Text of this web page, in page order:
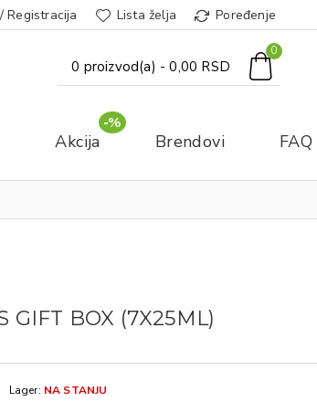
Registracija Lista želja Poređenje
0 proizvod(a) - 0,00 RSD
0
Akcija
-%
Brendovi FAQ
GIFT BOX (7X25ML)
Lager: NA STANJU